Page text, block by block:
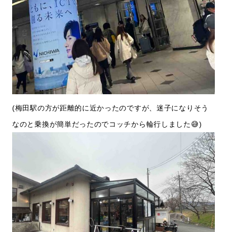
(梅田駅の方が距離的に近かったのですが、迷子になりそう
なのと乗換が簡単だったのでコッチから輪行しました😅)